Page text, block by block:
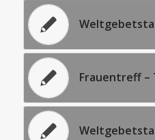
Frauentreff –